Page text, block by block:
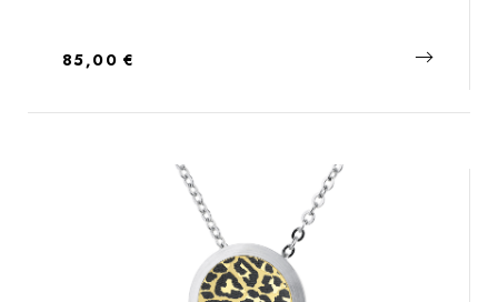
Regulärer Preis:
85,00 €